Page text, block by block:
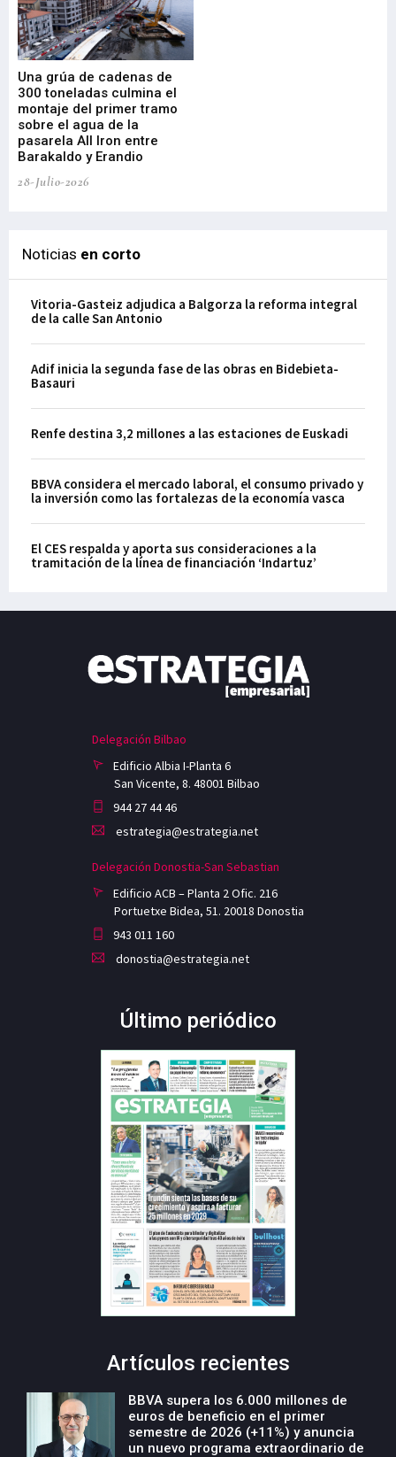
Una grúa de cadenas de
300 toneladas culmina el
montaje del primer tramo
sobre el agua de la
pasarela All Iron entre
Barakaldo y Erandio
28-Julio-2026
Noticias en corto
Vitoria-Gasteiz adjudica a Balgorza la reforma integral
de la calle San Antonio
Adif inicia la segunda fase de las obras en Bidebieta-
Basauri
Renfe destina 3,2 millones a las estaciones de Euskadi
BBVA considera el mercado laboral, el consumo privado y
la inversión como las fortalezas de la economía vasca
El CES respalda y aporta sus consideraciones a la
tramitación de la línea de financiación ‘Indartuz’
Delegación Bilbao
Edificio Albia I-Planta 6
San Vicente, 8. 48001 Bilbao
944 27 44 46
estrategia@estrategia.net
Delegación Donostia-San Sebastian
Edificio ACB – Planta 2 Ofic. 216
Portuetxe Bidea, 51. 20018 Donostia
943 011 160
donostia@estrategia.net
Último periódico
Artículos recientes
BBVA supera los 6.000 millones de
euros de beneficio en el primer
semestre de 2026 (+11%) y anuncia
un nuevo programa extraordinario de